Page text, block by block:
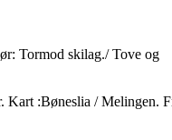
Tormod skilag./ Tove og
Kart :Bøneslia / Melingen.